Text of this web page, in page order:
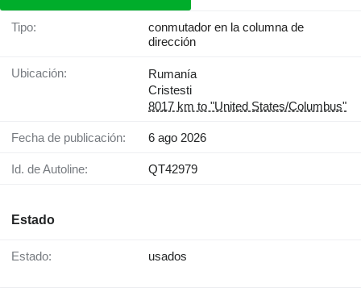
Tipo:
conmutador en la columna de
dirección
Ubicación:
Rumanía
Cristesti
8017 km to "United States/Columbus"
Fecha de publicación: 6 ago 2026
Id. de Autoline: QT42979
Estado
Estado: usados